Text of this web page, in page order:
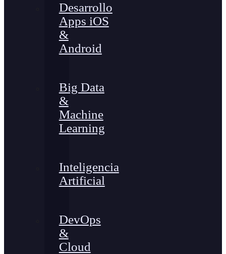
Desarrollo
Apps iOS
&
Android
Big Data
&
Machine
Learning
Inteligencia
Artificial
DevOps
&
Cloud